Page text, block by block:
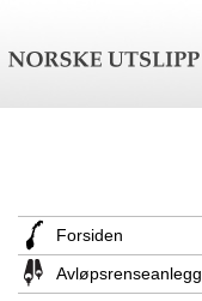
Forsiden
Avløpsrenseanlegg